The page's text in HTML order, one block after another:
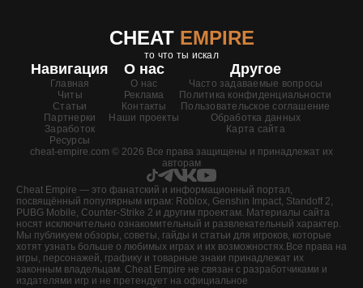
CHEAT EMPIRE
то что ты искал
Навигация
Главная
Читы
Статьи
Партнерки
Заработок
Ресурсы
О нас
О нас
Реклама
Контакты
Наши проекты
Другое
Часто задаваемые вопросы
Политика конфиденциальности
Пользовательское соглашение
Обработка данных
Карта сайта
cheat-empire.com © 2026 Все права защищены и принадлежат их
авторам
Cheat Empire — это фанатский и информационный портал,
посвящённый популярным играм: Roblox, Genshin Impact, Standoff 2,
PUBG Mobile, Counter-Strike 2 и другим проектам. Материалы сайта
носят исключительно ознакомительный и развлекательный характер.
Мы публикуем обзоры, советы, гайды и статьи для игроков, которые
хотят узнать больше о любимых играх и их возможностях.Все права на
игры, персонажей, графику и товарные знаки принадлежат их
законным владельцам. Cheat Empire не связан с разработчиками и
издателями игр и не претендует на официальное